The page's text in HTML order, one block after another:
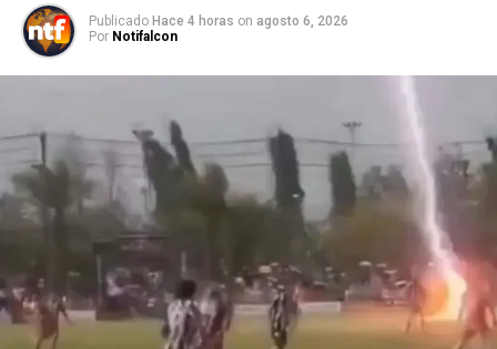
Publicado Hace 4 horas on agosto 6, 2026
Por Notifalcon